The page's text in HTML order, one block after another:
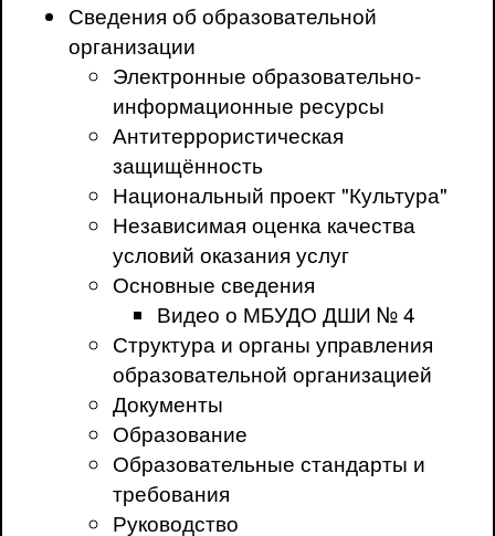
Сведения об образовательной
организации
Электронные образовательно-
информационные ресурсы
Антитеррористическая
защищённость
Национальный проект "Культура"
Независимая оценка качества
условий оказания услуг
Основные сведения
Видео о МБУДО ДШИ № 4
Структура и органы управления
образовательной организацией
Документы
Образование
Образовательные стандарты и
требования
Руководство